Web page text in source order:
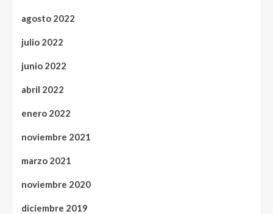
agosto 2022
julio 2022
junio 2022
abril 2022
enero 2022
noviembre 2021
marzo 2021
noviembre 2020
diciembre 2019